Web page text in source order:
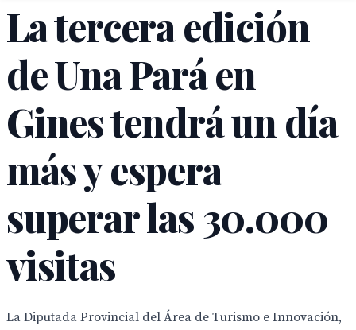
La tercera edición
de Una Pará en
Gines tendrá un día
más y espera
superar las 30.000
visitas
La Diputada Provincial del Área de Turismo e Innovación,